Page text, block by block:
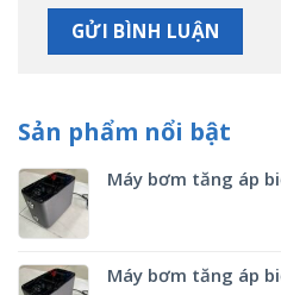
Sản phẩm nổi bật
Máy bơm tăng áp
Máy bơm tăng áp